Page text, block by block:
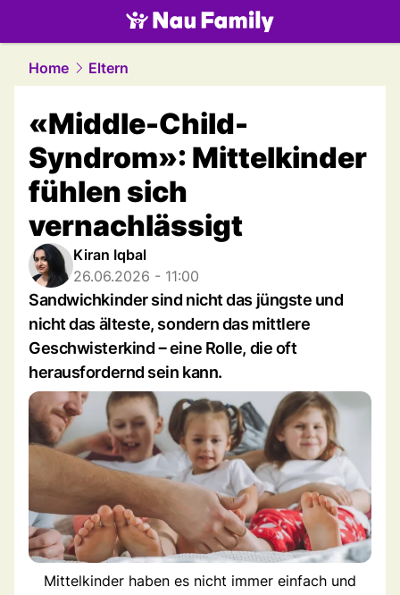
family.NAU.ch
Home Eltern
«Middle-Child-
Syndrom»: Mittelkinder
fühlen sich
vernachlässigt
Kiran Iqbal
26.06.2026 - 11:00
Sandwichkinder sind nicht das jüngste und
nicht das älteste, sondern das mittlere
Geschwisterkind ‒ eine Rolle, die oft
herausfordernd sein kann.
Mittelkinder haben es nicht immer einfach und